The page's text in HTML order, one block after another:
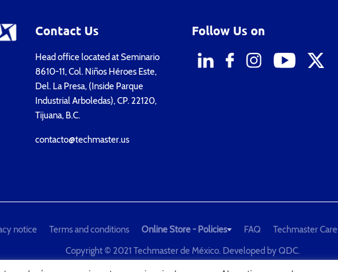
Contact Us
Head office located at Seminario
8610-11, Col. Niños Héroes Este,
Del. La Presa, (Inside Parque
Industrial Arboledas), CP. 22120,
Tijuana, B.C.
contacto@techmaster.us
Follow Us on
notice Terms and conditions Online Store - Policies FAQ Techmaster Care
Copyright © 2021 Techmaster de México. Developed byQDC.